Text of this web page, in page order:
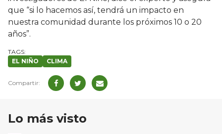
que “si lo hacemos así, tendrá un impacto en
nuestra comunidad durante los próximos 10 o 20
años”.
EL NIÑO CLIMA
Lo más visto